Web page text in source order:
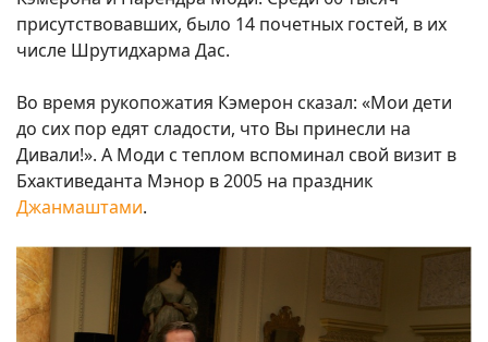
присутствовавших, было 14 почетных гостей, в их
числе Шрутидхарма Дас.
Во время рукопожатия Кэмерон сказал: «Мои дети
до сих пор едят сладости, что Вы принесли на
Дивали!». А Моди с теплом вспоминал свой визит в
Бхактиведанта Мэнор в 2005 на праздник
Джанмаштами.